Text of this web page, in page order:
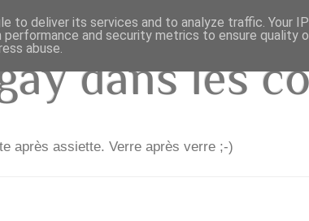
dans les
après assiette. Verre après verre ;-)
to deliver its services and to analyze traffic. Your
performance and security metrics to ensure quality
abuse.